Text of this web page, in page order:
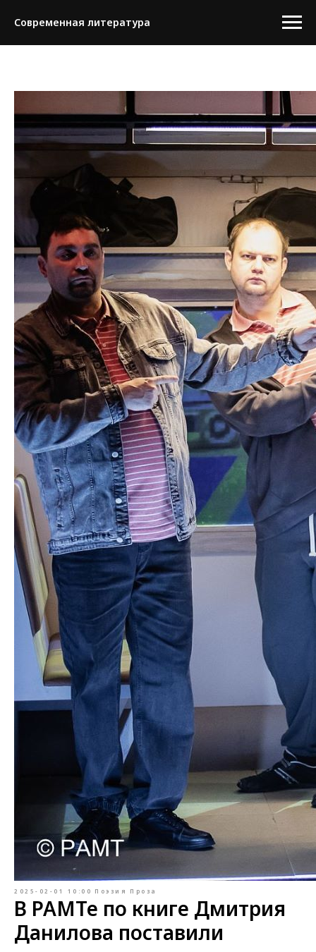
Современная литература
2025-02-01 10:00 Поэзия Проза
В РАМТе по книге Дмитрия
Данилова поставили